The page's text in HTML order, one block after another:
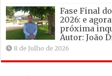
Fase Final
2026: e
próxima
Autor: João
8 de Julho de 2026